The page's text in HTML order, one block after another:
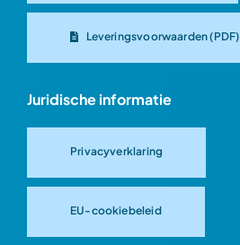
Leveringsvoorwaarden (PDF)
Juridische informatie
Privacyverklaring
EU-cookiebeleid